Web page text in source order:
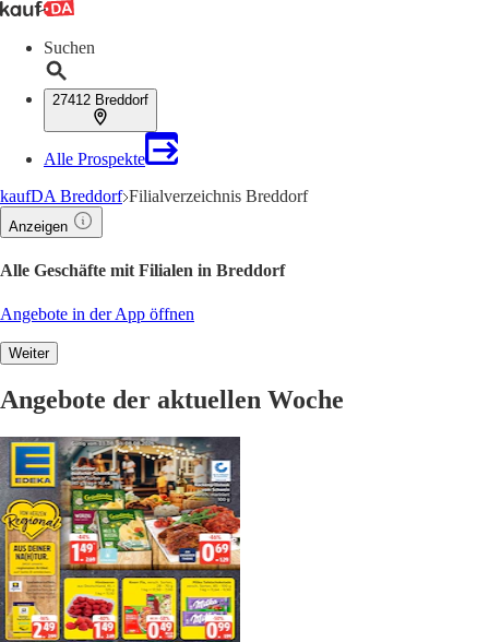
Suchen
27412 Breddorf
Alle Prospekte
kaufDA Breddorf Filialverzeichnis Breddorf
Anzeigen
Alle Geschäfte mit Filialen in Breddorf
Angebote in der App öffnen
Weiter
Angebote der aktuellen Woche